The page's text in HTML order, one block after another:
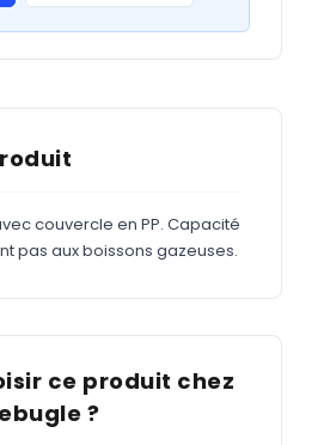
couvercle en PP. Capacité
pas aux boissons gazeuses.
ce produit chez
?